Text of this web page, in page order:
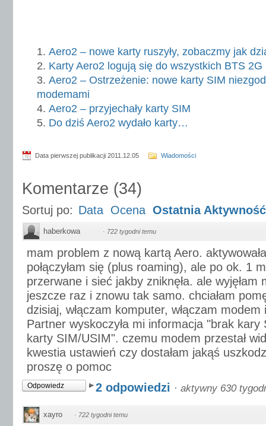
Aero2 – nowe karty ruszyły, zobaczmy jak
Karty Aero2 logują się do wszystkich BTS
Aero2 – Ostrzeżenie: nowe karty SIM
modemami
Aero2 – przyjechały karty SIM
Do dziś Aero2 wydało karty…
Data pierwszej publikacji 2011.12.05 Wiadomości
Komentarze (34)
Sortuj po: Data Ocena Ostatnia Aktywność
haberkowa · 722 tygodni temu
mam problem z nową kartą Aero.
połączyłam się (plus roaming), ale po ok. 1
przerwane i sieć jakby zniknęła. ale wyjęłam
jeszcze raz i znowu tak samo. chciałam
dzisiaj, włączam komputer, włączam
Partner wyskoczyła mi informacja "brak kary
karty SIM/USIM". czemu modem przestał
kwestia ustawień czy dostałam jakąś
proszę o pomoc
Odpowiedz 2 odpowiedzi · aktywny 630
xayro · 722 tygodni temu